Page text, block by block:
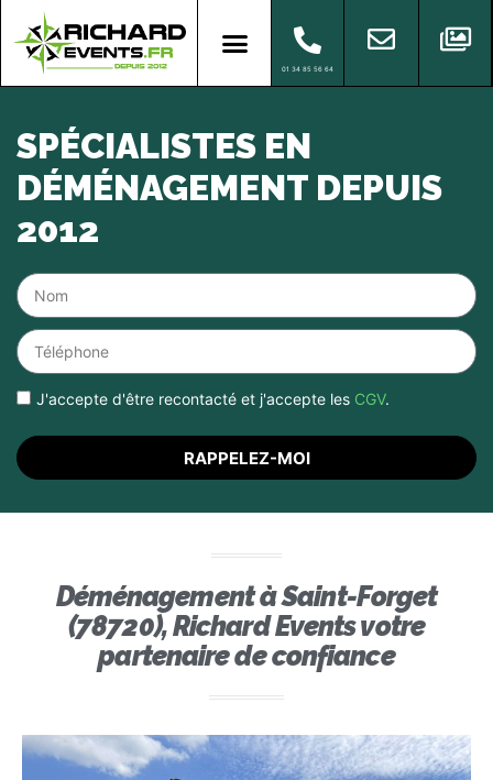
01 34 85 56 64
SPÉCIALISTES EN
DÉMÉNAGEMENT DEPUIS
2012
J'accepte d'être recontacté et j'accepte les CGV.
RAPPELEZ-MOI
Déménagement à Saint-Forget
(78720), Richard Events votre
partenaire de confiance